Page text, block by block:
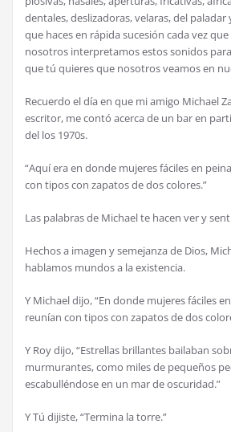
dentales, deslizadoras, velaras, del paladar
que haces en rápida sucesión cada vez
nosotros interpretamos estos sonidos
que tú quieres que nosotros veamos en
Recuerdo el día en que mi amigo Michael
escritor, me contó acerca de un bar en
del los 1970s.
“Aquí era en donde mujeres fáciles en
con tipos con zapatos de dos colores.”
Las palabras de Michael te hacen ver y
Hechos a imagen y semejanza de Dios,
hablamos mundos a la existencia.
Y Michael dijo, “En donde mujeres fáciles
reunían con tipos con zapatos de dos
Y Roy dijo, “Estrellas brillantes bailaban
murmurantes, como miles de pequeños
escabulléndose en un mar de oscuridad.”
Y Tú dijiste, “Termina la torre.”